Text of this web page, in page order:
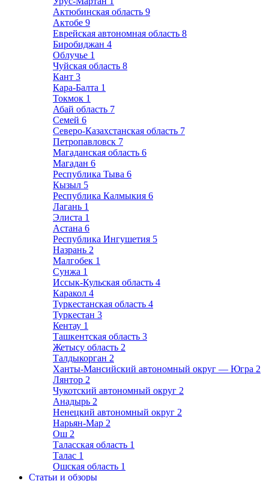
Актюбинская область 9
Актобе 9
Еврейская автономная область 8
Биробиджан 4
Облучье 1
Чуйская область 8
Кант 3
Кара-Балта 1
Токмок 1
Абай область 7
Семей 6
Северо-Казахстанская область 7
Петропавловск 7
Магаданская область 6
Магадан 6
Республика Тыва 6
Кызыл 5
Республика Калмыкия 6
Лагань 1
Элиста 1
Астана 6
Республика Ингушетия 5
Назрань 2
Малгобек 1
Сунжа 1
Иссык-Кульская область 4
Каракол 4
Туркестанская область 4
Туркестан 3
Кентау 1
Ташкентская область 3
Жетысу область 2
Талдыкорган 2
Ханты-Мансийский автономный округ — Югра 2
Лянтор 2
Чукотский автономный округ 2
Анадырь 2
Ненецкий автономный округ 2
Нарьян-Мар 2
Ош 2
Таласская область 1
Талас 1
Ошская область 1
Статьи и обзоры